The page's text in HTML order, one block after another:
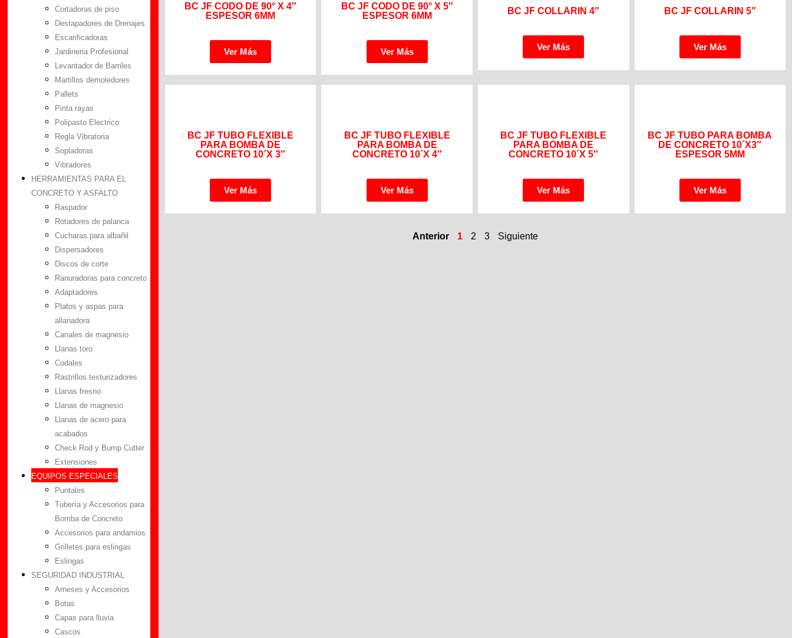
Cortadoras de piso
Destapadores de Drenajes
Escarificadoras
Jardineria Profesional
Levantador de Barriles
Martillos demoledores
Pallets
Pinta rayas
Polipasto Electrico
Regla Vibratoria
Sopladoras
Vibradores
HERRAMIENTAS PARA EL
CONCRETO Y ASFALTO
Raspador
Rotadores de palanca
Cucharas para albañil
Dispersadores
Discos de corte
Ranuradoras para concreto
Adaptadores
Platos y aspas para
allanadora
Canales de magnesio
Llanas toro
Codales
Rastrillos texturizadores
Llanas fresno
Llanas de magnesio
Llanas de acero para
acabados
Check Rod y Bump Cutter
Extensiones
EQUIPOS ESPECIALES
Puntales
Tubería y Accesorios para
Bomba de Concreto
Accesorios para andamios
Grilletes para eslingas
Eslingas
SEGURIDAD INDUSTRIAL
Arneses y Accesorios
Botas
Capas para lluvia
Cascos
BC JF CODO DE 90° X 4″
ESPESOR 6MM
Ver Más
BC JF CODO DE 90° X 5″
ESPESOR 6MM
Ver Más
BC JF COLLARIN 4″
Ver Más
BC JF COLLARIN 5″
Ver Más
BC JF TUBO FLEXIBLE
PARA BOMBA DE
CONCRETO 10´X 3″
Ver Más
BC JF TUBO FLEXIBLE
PARA BOMBA DE
CONCRETO 10´X 4″
Ver Más
BC JF TUBO FLEXIBLE
PARA BOMBA DE
CONCRETO 10´X 5″
Ver Más
BC JF TUBO PARA BOMBA
DE CONCRETO 10´X3″
ESPESOR 5MM
Ver Más
Anterior 1 2 3 Siguiente